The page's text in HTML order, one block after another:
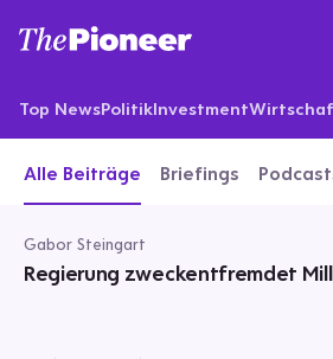
Top NewsPolitikInvestment
Alle Beiträge Briefings
Gabor Steingart
Regierung zweckentfremdet